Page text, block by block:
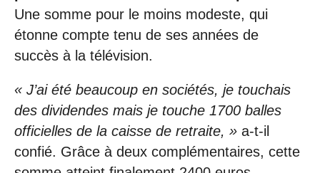
Une somme pour le moins modeste, qui
étonne compte tenu de ses années de
succès à la télévision.
« J’ai été beaucoup en sociétés, je touchais
des dividendes mais je touche 1700 balles
officielles de la caisse de retraite, » a-t-il
confié. Grâce à deux complémentaires, cette